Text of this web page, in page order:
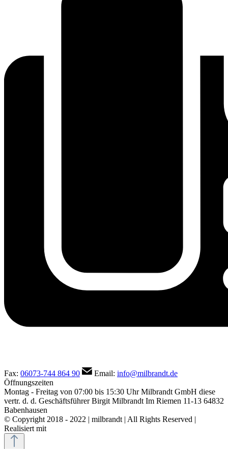
Fax: 06073-744 864 90 Email: info@milbrandt.de
Öffnungszeiten
Montag - Freitag von 07:00 bis 15:30 Uhr Milbrandt GmbH diese
vertr. d. d. Geschäftsführer Birgit Milbrandt Im Riemen 11-13 64832
Babenhausen
© Copyright 2018 - 2022 | milbrandt | All Rights Reserved |
Realisiert mit